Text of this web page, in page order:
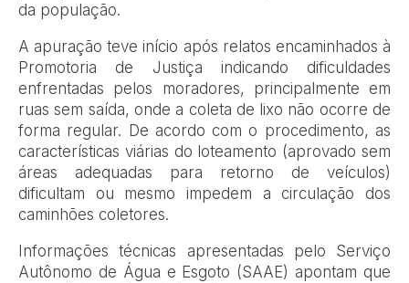
da população.
A apuração teve início após relatos encaminhados à
Promotoria de Justiça indicando dificuldades
enfrentadas pelos moradores, principalmente em
ruas sem saída, onde a coleta de lixo não ocorre de
forma regular. De acordo com o procedimento, as
características viárias do loteamento (aprovado sem
áreas adequadas para retorno de veículos)
dificultam ou mesmo impedem a circulação dos
caminhões coletores.
Informações técnicas apresentadas pelo Serviço
Autônomo de Água e Esgoto (SAAE) apontam que